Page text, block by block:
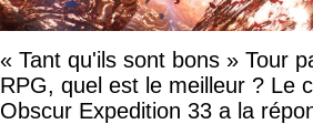
« Tant qu'ils sont bons » Tour
RPG, quel est le meilleur ? Le
Obscur Expedition 33 a la